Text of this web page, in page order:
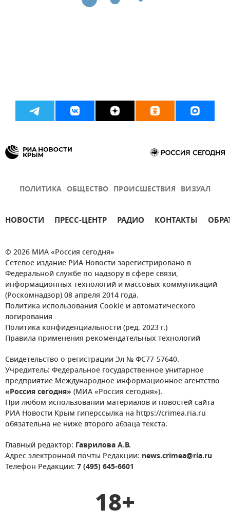
ПОЛИТИКА ОБЩЕСТВО ПРОИСШЕСТВИЯ ВИЗУАЛ
НОВОСТИ ПРЕСС-ЦЕНТР РАДИО КОНТАКТЫ
© 2026 МИА «Россия сегодня»
Сетевое издание РИА Новости зарегистрировано в
Федеральной службе по надзору в сфере связи,
информационных технологий и массовых коммуникаций
(Роскомнадзор) 08 апреля 2014 года.
Политика использования Cookie и автоматического
логирования
Политика конфиденциальности (ред. 2023 г.)
Правила применения рекомендательных технологий
Свидетельство о регистрации Эл № ФС77-57640.
Учредитель: Федеральное государственное унитарное
предприятие Международное информационное агентство
«Россия сегодня» (МИА «Россия сегодня»).
При любом использовании материалов и новостей сайта
РИА Новости Крым гиперссылка на https://crimea.ria.ru
обязательна не ниже второго абзаца текста.
Главный редактор: Гаврилова А.В.
Адрес электронной почты Редакции: news.crimea@ria.ru
Телефон Редакции: 7 (495) 645-6601
18+